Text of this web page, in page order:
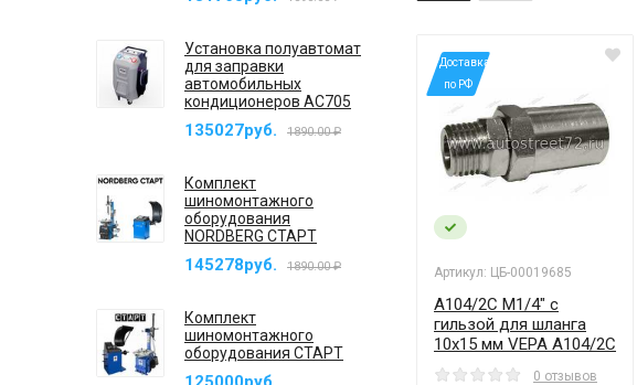
*Доставка
по РФ
Артикул: ЦБ-00019685
A104/2C M1/4" с
гильзой для шланга
10x15 мм VEPA A104/2C
0 отзывов
Установка полуавтомат
для заправки
автомобильных
кондиционеров AC705
135027руб. 1890.00 ₽
Комплект
шиномонтажного
оборудования
NORDBERG СТАРТ
145278руб. 1890.00 ₽
Комплект
шиномонтажного
оборудования СТАРТ